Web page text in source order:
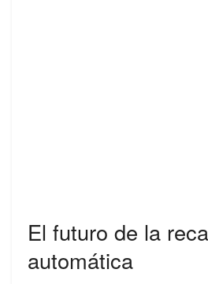
El futuro de la
automática